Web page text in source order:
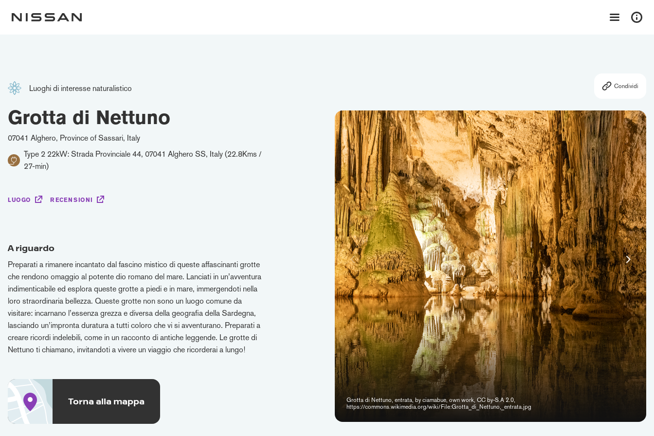
Luoghi di interesse naturalistico
Grotta di Nettuno
07041 Alghero, Province of Sassari, Italy
Type 2 22kW: Strada Provinciale 44, 07041 Alghero SS, Italy (22.8Kms /
27-min)
LUOGO RECENSIONI
A riguardo
Preparati a rimanere incantato dal fascino mistico di queste affascinanti grotte
che rendono omaggio al potente dio romano del mare. Lanciati in un’avventura
indimenticabile ed esplora queste grotte a piedi e in mare, immergendoti nella
loro straordinaria bellezza. Queste grotte non sono un luogo comune da
visitare: incarnano l’essenza grezza e diversa della geografia della Sardegna,
lasciando un’impronta duratura a tutti coloro che vi si avventurano. Preparati a
creare ricordi indelebili, come in un racconto di antiche leggende. Le grotte di
Nettuno ti chiamano, invitandoti a vivere un viaggio che ricorderai a lungo!
Torna alla mappa
Condividi
Grotta di Nettuno, entrata, by ciamabue, own work, CC by-S.A 2.0,
https://commons.wikimedia.org/wiki/File:Grotta_di_Nettuno,_entrata.jpg